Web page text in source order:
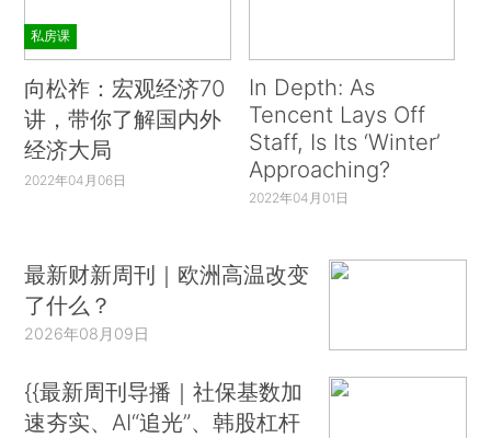
私房课
向松祚：宏观经济70
讲，带你了解国内外
经济大局
2022年04月06日
In Depth: As
Tencent Lays Off
Staff, Is Its ‘Winter’
Approaching?
2022年04月01日
最新财新周刊｜欧洲高温改变
了什么？
2026年08月09日
{{最新周刊导播｜社保基数加
速夯实、AI“追光”、韩股杠杆